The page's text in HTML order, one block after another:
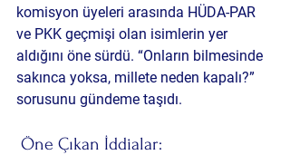
komisyon üyeleri arasında HÜDA-PAR
ve PKK geçmişi olan isimlerin yer
aldığını öne sürdü. “Onların bilmesinde
sakınca yoksa, millete neden kapalı?”
sorusunu gündeme taşıdı.
Öne Çıkan İddialar: